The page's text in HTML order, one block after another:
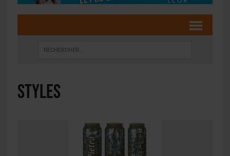
Styles